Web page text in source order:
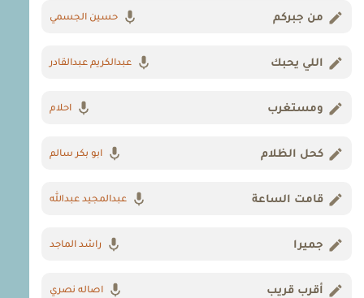
من جبركم حسين الجسمي
اللي يحبك عبدالكريم عبدالقادر
ومستغرب احلام
كحل الظلام ابو بكر سالم
قامت الساعة عبدالمجيد عبدالله
جميرا راشد الماجد
أقرب قريب اصاله نصري